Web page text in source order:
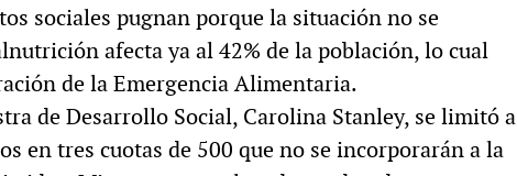
sociales pugnan porque la situación no se
afecta ya al 42% de la población, lo cual
de la Emergencia Alimentaria.
de Desarrollo Social, Carolina Stanley, se limitó a
en tres cuotas de 500 que no se incorporarán a la